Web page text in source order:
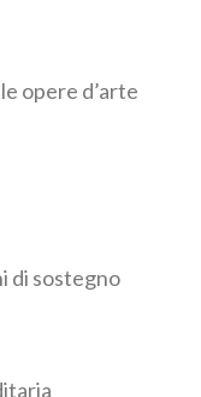
opere d’arte
di sostegno